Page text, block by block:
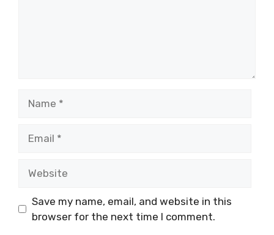
Save my name, email, and website in this
browser for the next time I comment.